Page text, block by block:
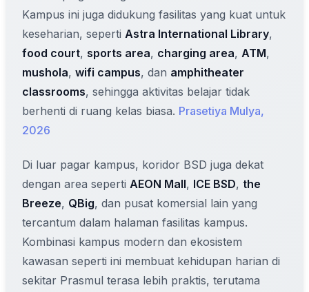
Kampus ini juga didukung fasilitas yang kuat untuk
keseharian, seperti Astra International Library,
food court, sports area, charging area, ATM,
mushola, wifi campus, dan amphitheater
classrooms, sehingga aktivitas belajar tidak
berhenti di ruang kelas biasa. Prasetiya Mulya,
2026
Di luar pagar kampus, koridor BSD juga dekat
dengan area seperti AEON Mall, ICE BSD, the
Breeze, QBig, dan pusat komersial lain yang
tercantum dalam halaman fasilitas kampus.
Kombinasi kampus modern dan ekosistem
kawasan seperti ini membuat kehidupan harian di
sekitar Prasmul terasa lebih praktis, terutama